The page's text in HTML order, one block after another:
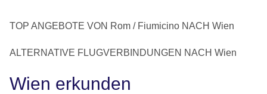
TOP ANGEBOTE VON Rom / Fiumicino NACH Wien
ALTERNATIVE FLUGVERBINDUNGEN NACH Wien
Wien erkunden